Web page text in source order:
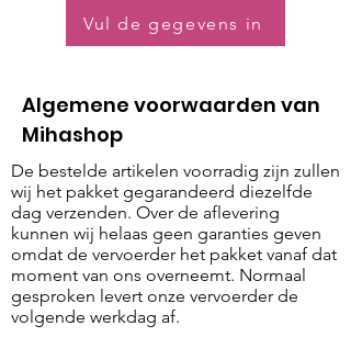
Vul de gegevens in
Algemene voorwaarden van
Mihashop
De bestelde artikelen voorradig zijn zullen
wij het pakket gegarandeerd diezelfde
dag verzenden. Over de aflevering
kunnen wij helaas geen garanties geven
omdat de vervoerder het pakket vanaf dat
moment van ons overneemt. Normaal
gesproken levert onze vervoerder de
volgende werkdag af.